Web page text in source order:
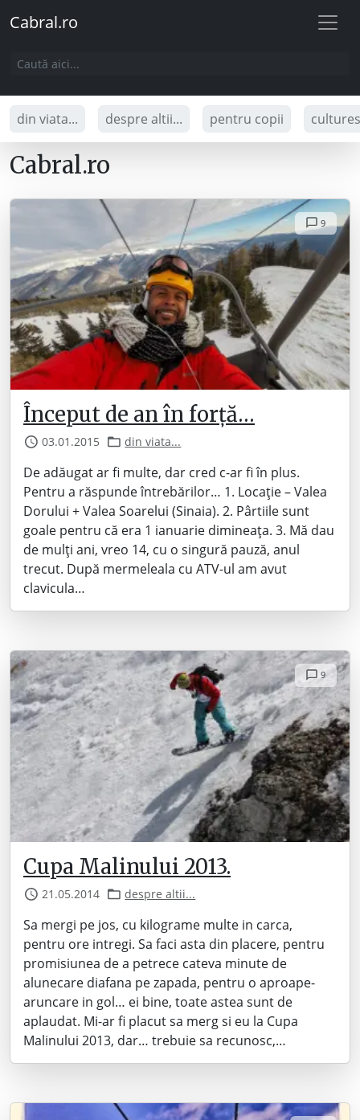
Cabral.ro
din viata... despre altii... pentru copii
Cabral.ro
9
Început de an în forță…
03.01.2015 din viata...
De adăugat ar fi multe, dar cred c-ar fi în plus.
Pentru a răspunde întrebărilor… 1. Locație – Valea
Dorului + Valea Soarelui (Sinaia). 2. Pârtiile sunt
goale pentru că era 1 ianuarie dimineața. 3. Mă dau
de mulți ani, vreo 14, cu o singură pauză, anul
trecut. După mermeleala cu ATV-ul am avut
clavicula…
9
Cupa Malinului 2013.
21.05.2014 despre altii...
Sa mergi pe jos, cu kilograme multe in carca,
pentru ore intregi. Sa faci asta din placere, pentru
promisiunea de a petrece cateva minute de
alunecare diafana pe zapada, pentru o aproape-
aruncare in gol… ei bine, toate astea sunt de
aplaudat. Mi-ar fi placut sa merg si eu la Cupa
Malinului 2013, dar… trebuie sa recunosc,…